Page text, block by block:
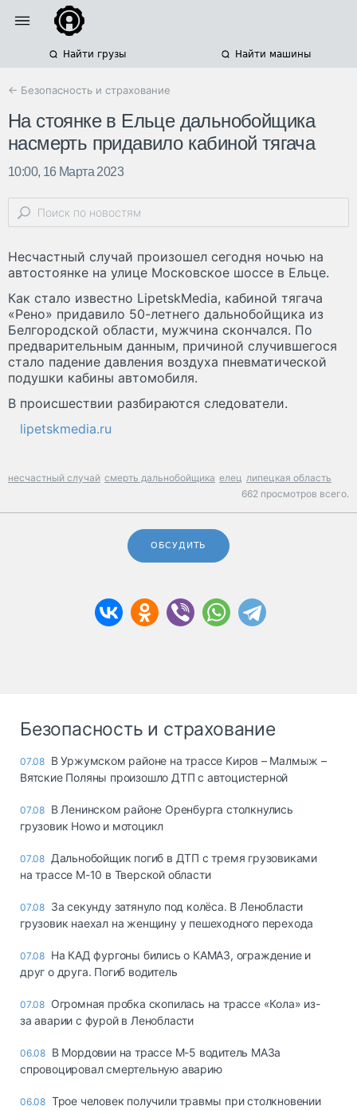
Найти грузы Найти машины
← Безопасность и страхование
На стоянке в Ельце дальнобойщика
насмерть придавило кабиной тягача
10:00, 16 Марта 2023
Несчастный случай произошел сегодня ночью на
автостоянке на улице Московское шоссе в Ельце.
Как стало известно LipetskMedia, кабиной тягача
«Рено» придавило 50-летнего дальнобойщика из
Белгородской области, мужчина скончался. По
предварительным данным, причиной случившегося
стало падение давления воздуха пневматической
подушки кабины автомобиля.
В происшествии разбираются следователи.
lipetskmedia.ru
несчастный случай смерть дальнобойщика елец липецкая область
662 просмотров всего.
ОБСУДИТЬ
Безопасность и страхование
07.08 В Уржумском районе на трассе Киров – Малмыж –
Вятские Поляны произошло ДТП с автоцистерной
07.08 В Ленинском районе Оренбурга столкнулись
грузовик Howo и мотоцикл
07.08 Дальнобойщик погиб в ДТП с тремя грузовиками
на трассе М-10 в Тверской области
07.08 За секунду затянуло под колёса. В Ленобласти
грузовик наехал на женщину у пешеходного перехода
07.08 На КАД фургоны бились о КАМАЗ, ограждение и
друг о друга. Погиб водитель
07.08 Огромная пробка скопилась на трассе «Кола» из-
за аварии с фурой в Ленобласти
06.08 В Мордовии на трассе М-5 водитель МАЗа
спровоцировал смертельную аварию
06.08 Трое человек получили травмы при столкновении